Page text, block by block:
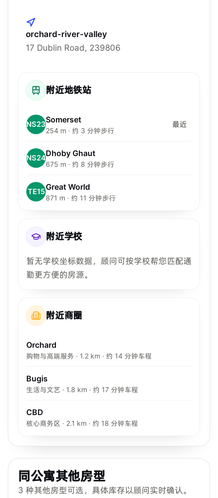
orchard-river-valley
17 Dublin Road, 239806
附近地铁站
NS23Somerset
254 m · 约 3 分钟步行
最近
NS24Dhoby Ghaut
675 m · 约 8 分钟步行
TE15Great World
871 m · 约 11 分钟步行
附近学校
暂无学校坐标数据，顾问可按学校帮您匹配通
勤更方便的房源。
附近商圈
Orchard
购物与高端服务 · 1.2 km · 约 14 分钟车程
Bugis
生活与文艺 · 1.8 km · 约 17 分钟车程
CBD
核心商务区 · 2.1 km · 约 18 分钟车程
同公寓其他房型
3 种其他房型可选，具体库存以顾问实时确认。
Hei Homes